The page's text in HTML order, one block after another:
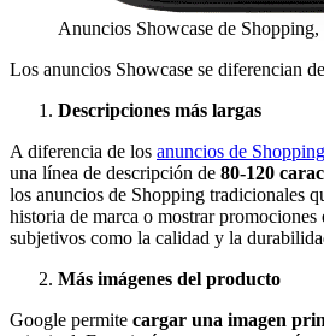
Anuncios Showcase de
Los anuncios Showcase se diferencian
Descripciones más largas
A diferencia de los anuncios de
una línea de descripción de 80-120
los anuncios de Shopping tradicionales
historia de marca o mostrar
subjetivos como la calidad y la
Más imágenes del producto
Google permite cargar una imagen